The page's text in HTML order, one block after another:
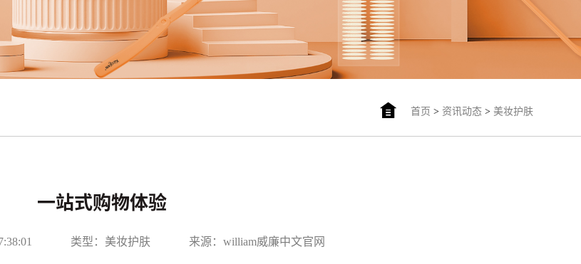
首页 > 资讯动态> 美妆护肤
一站式购物体验
类型：美妆护肤 来源：william威廉中文官网